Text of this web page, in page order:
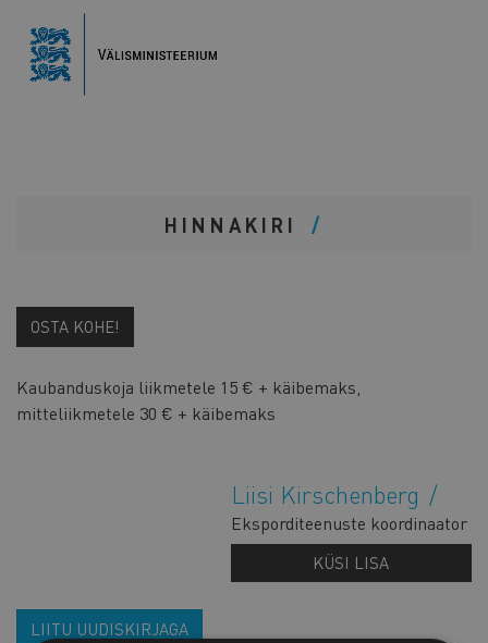
HINNAKIRI
OSTA KOHE!
Kaubanduskoja liikmetele 15 € + käibemaks,
mitteliikmetele 30 € + käibemaks
Liisi Kirschenberg
Eksporditeenuste koordinaator
KÜSI LISA
LIITU UUDISKIRJAGA